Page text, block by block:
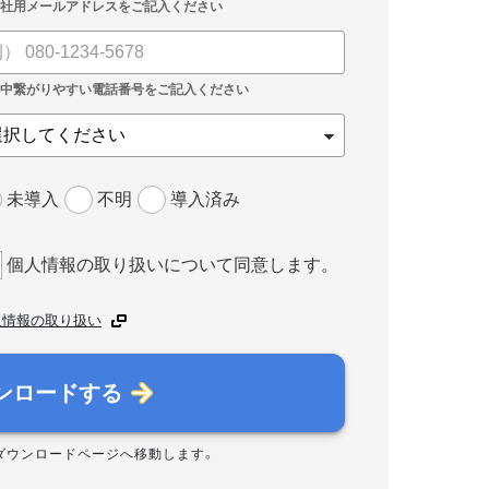
未導入 不明 導入済み
個人情報の取り扱いについて同意します。
報の取り扱い
ロードする
ウンロードページへ移動します。